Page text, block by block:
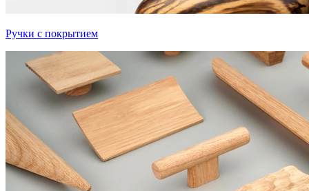
Ручки с покрытием